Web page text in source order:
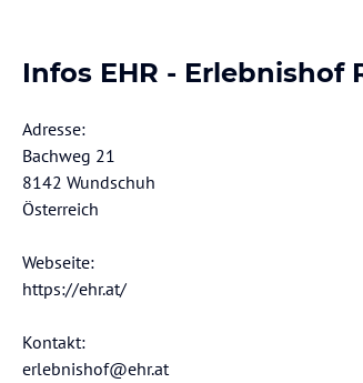
Infos EHR - Erlebnishof
Adresse:
Bachweg 21
8142 Wundschuh
Österreich
Webseite:
https://ehr.at/
Kontakt:
erlebnishof@ehr.at